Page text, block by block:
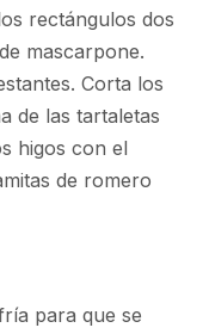
rectángulos dos
mascarpone.
Corta los
de las tartaletas
higos con el
de romero
para que se